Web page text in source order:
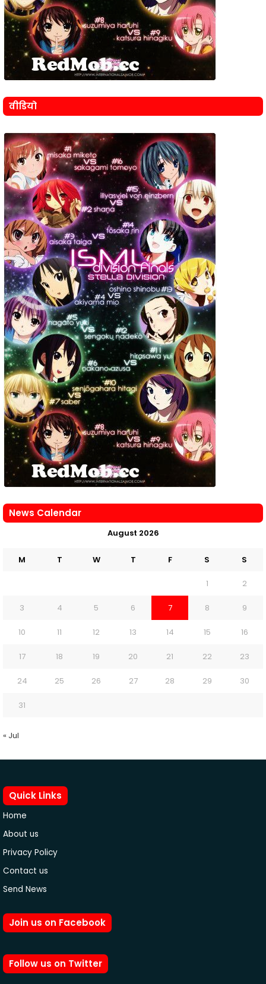
वीडियो
News Calendar
August 2026
M T W T F S S
1 2
3 4 5 6 7 8 9
10 11 12 13 14 15 16
17 18 19 20 21 22 23
24 25 26 27 28 29 30
31
« Jul
Quick Links
Home
About us
Privacy Policy
Contact us
Send News
Join us on Facebook
Follow us on Twitter